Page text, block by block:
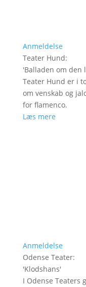
Anmeldelse
Teater Hund:
'Balladen om den
Teater Hund er i
om venskab og
for flamenco.
Læs mere
Anmeldelse
Odense Teater:
'Klodshans'
I Odense Teaters